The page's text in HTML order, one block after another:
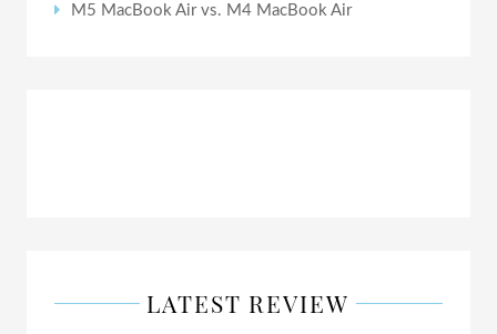
M5 MacBook Air vs. M4 MacBook Air
LATEST REVIEW